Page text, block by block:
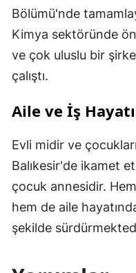
Bölümü'nde
Kimya sektöründe
ve çok uluslu bir
çalıştı.
Aile ve İş Hayatı
Evli midir ve
Balıkesir'de ikamet
çocuk annesidir.
hem de aile
şekilde